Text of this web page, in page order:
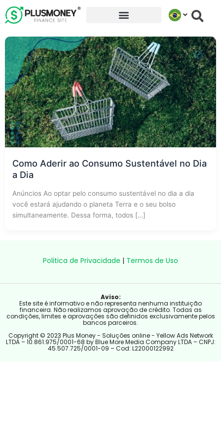
para
conteúdo
Como Aderir ao Consumo Sustentável no Dia
a Dia
Anúncios Ao optar pelo consumo sustentável no dia a dia
você estará ajudando o planeta Terra e o seu bolso
simultaneamente. Dessa forma, todos […]
Politica de Privacidade | Termos de Uso
Aviso:
Este site é informativo e não representa nenhuma instituição
financeira. Não realizamos aprovação de crédito. Todas as
condições, limites e aprovações são definidos exclusivamente pelos
bancos parceiros.
Copyright © 2023 Plus Money - Soluções online - Yellow Ads Network
LTDA – 10.861.975/0001-68 by Blue More Media Company LTDA – CNPJ:
45.507.725/0001-09 – Cod: L22000122992